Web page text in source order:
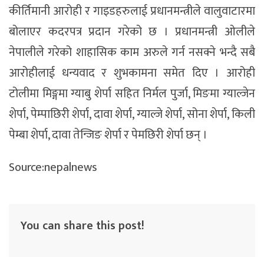
कीर्तिमानी आरोही र गाइडहरुलाई प्रधानमन्त्रीले वालुवाटारमा
बोलाएर कदरपत्र प्रदान गरेको छ । प्रधानमन्त्री ओलीले
नेपालीले गरेको शाहासिक काम अरुले गर्न नसक्ने भन्दै सबै
आरोहीलाई धन्यवाद र शुभकामना समेत दिए । आरोही
टोलीमा मिङ्गमा ग्याबु शेर्पा सहित निर्मल पुर्जा, मिङमा ग्याल्जेन
शेर्पा, पेम्पाछिरी शेर्पा, दावा शेर्पा, ग्याल्जे शेर्पा, सोना शेर्पा, किली
पेम्बा शेर्पा, दावा तेन्जिङ शेर्पा र पेमछिरी शेर्पा छन् ।
Source:nepalnews
You can share this post!